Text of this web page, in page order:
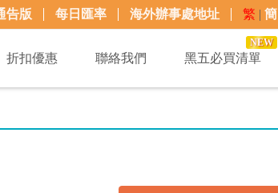
告版 每日匯率 海外辦事處地址 繁 | 簡
折扣優惠 聯絡我們 黑五必買清單
NEW